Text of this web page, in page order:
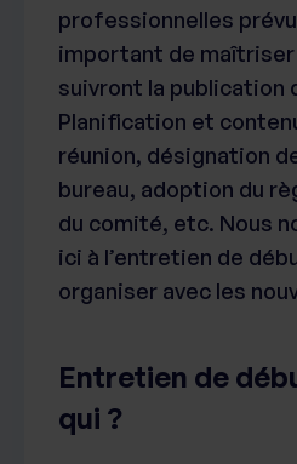
professionnelles
important de
suivront la publication
Planification et
réunion, désignation
bureau, adoption du
du comité, etc. Nous
ici à l’entretien de
organiser avec les
Entretien de
qui ?